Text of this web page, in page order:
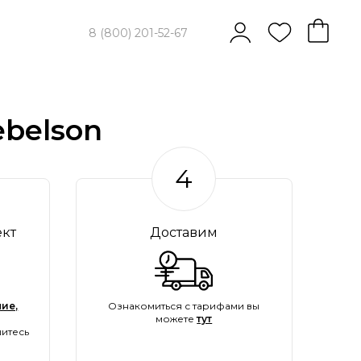
8 (800) 201-52-67
4
Доставим
Ознакомиться с тарифами вы
можететут